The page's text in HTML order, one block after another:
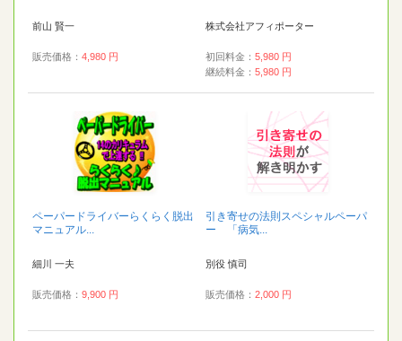
前山 賢一
販売価格： 4,980 円
株式会社アフィポーター
初回料金： 5,980 円
継続料金： 5,980 円
ペーパードライバーらくらく脱出
マニュアル...
細川 一夫
販売価格： 9,900 円
引き寄せの法則スペシャルペーパ
ー 「病気...
別役 慎司
販売価格： 2,000 円